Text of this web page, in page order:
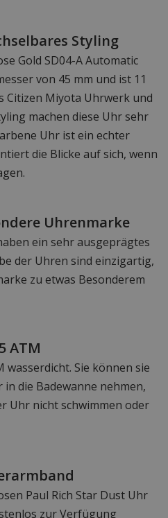
Styling
Gold SD04-A Automatic
von 45 mm und ist 11
Citizen Miyota Uhrwerk und
machen diese Uhr sehr
Uhr ist ein echter
die Blicke auf sich, wenn
Uhrenmarke
ein sehr ausgeprägtes
der Uhren sind einzigartig,
zu etwas Besonderem
ATM
wasserdicht. Sie können sie
die Badewanne nehmen,
Uhr nicht schwimmen oder
Paul Rich Star Dust Uhr
zur Verfügung